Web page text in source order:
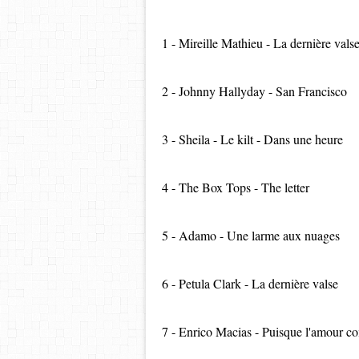
1 - Mireille Mathieu - La dernière valse
2 - Johnny Hallyday - San Francisco
3 - Sheila - Le kilt - Dans une heure
4 - The Box Tops - The letter
5 - Adamo - Une larme aux nuages
6 - Petula Clark - La dernière valse
7 - Enrico Macias - Puisque l'amour